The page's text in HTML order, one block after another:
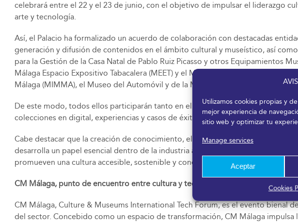
Utilizamos cookies propias y
mejor experiencia de
sitio web y optimizar tu
Manage services
Aceptar
Cookies
celebrará entre el 22 y el 23 de junio, con el objetivo de impulsar el liderazgo
arte y tecnología.
Así, el Palacio ha formalizado un acuerdo de colaboración con destacadas
generación y difusión de contenidos en el ámbito cultural y museístico, así
para la Gestión de la Casa Natal de Pablo Ruiz Picasso y otros Equipamientos
Málaga Espacio Expositivo Tabacalera (MEET) y el Museo Casa Natal Picasso;
Málaga (MIMMA), el Museo del Automóvil y de la Moda de Málaga, el Museo
De este modo, todos ellos participarán tanto en el programa de contenidos
colecciones en digital, experiencias y casos de éxito inspiradores para el más
Cabe destacar que la creación de conocimiento, el fomento de la participación
desarrolla un papel esencial dentro de la industria artística y cultural. En esta
promueven una cultura accesible, sostenible y conectada con los retos
CM Málaga, punto de encuentro entre cultura y tecnología
CM Málaga, Culture & Museums International Tech Forum, es el evento bienal
del sector. Concebido como un espacio de transformación, CM Málaga